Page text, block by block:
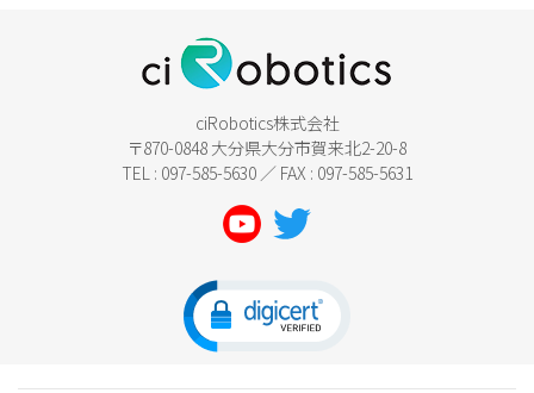
ciRobotics株式会社
〒870-0848 大分県大分市賀来北2-20-8
TEL : 097-585-5630 ／ FAX : 097-585-5631